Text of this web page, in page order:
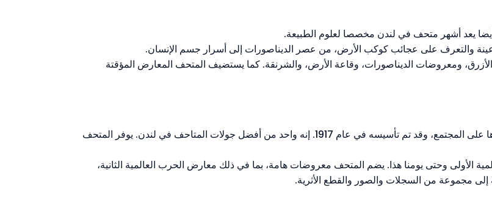
يعد أشهر متحف في لندن مخصصا لعلوم الطبيعة.
ومعروضات الديناصورات، وقاعة الأرض، والشرنقة. كما يستضيف المتحف المعارض المؤقتة
يختص متحف الحرب الإمبراطوري في لندن بتاريخ الحروب وتأثيرها على المجتمع، وقد تم تأسيسه في عام 1917. إنه واحد من أفضل جولات المتاحف في لندن. يوفر المتحف
وحتى يومنا هذا. يضم المتحف معروضات هامة، بما في ذلك معارض الحرب العالمية الثانية،
مجموعة من السجلات والصور والقطع الأثرية.